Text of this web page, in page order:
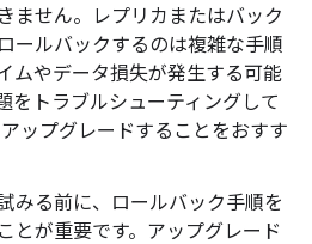
ません。レプリカまたはバック
ールバックするのは複雑な手順
ムやデータ損失が発生する可能
をトラブルシューティングして
ップグレードすることをおすす
みる前に、ロールバック手順を
とが重要です。アップグレード